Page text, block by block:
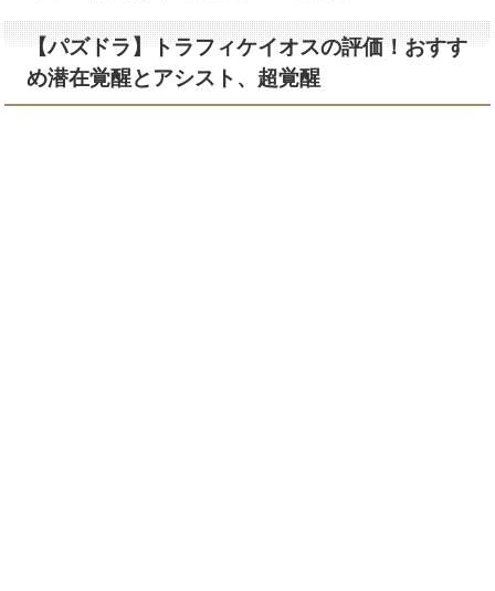
【パズドラ】トラフィケイオスの評価！おすす
め潜在覚醒とアシスト、超覚醒